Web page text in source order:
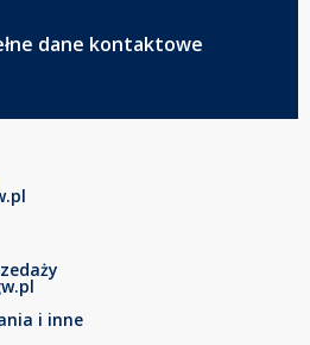
dane kontaktowe
i inne